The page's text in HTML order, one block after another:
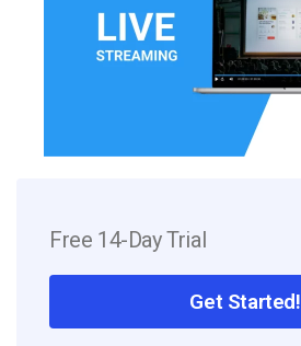
Free 14-Day Trial
Get Started!